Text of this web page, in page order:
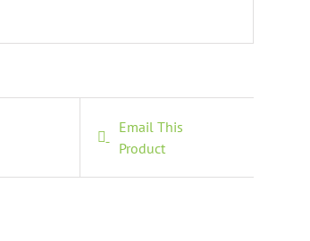
Email This
Product